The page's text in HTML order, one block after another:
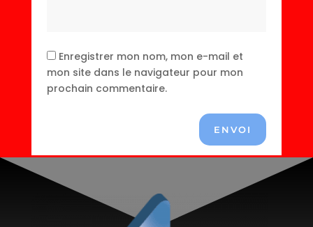
Enregistrer mon nom, mon e-mail et
mon site dans le navigateur pour mon
prochain commentaire.
ENVOI